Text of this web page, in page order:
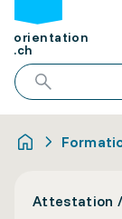
orientation
.ch
Attestation